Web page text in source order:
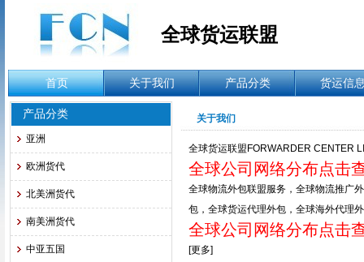
全球货运联盟
首页 关于我们 产品分类 货运信
产品分类
亚洲
欧洲货代
北美洲货代
南美洲货代
中亚五国
关于我们
全球货运联盟FORWARDER CENTER
全球公司网络分布点击
全球物流外包联盟服务，全球物流推广
包，全球货运代理外包，全球海外代理
全球公司网络分布点击
[更多]